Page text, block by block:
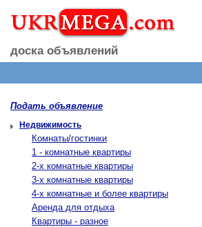
доска объявлений
Подать объявление
Недвижимость
Комнаты/гостинки
1 - комнатные квартиры
2-х комнатные квартиры
3-х комнатные квартиры
4-х комнатные и более квартиры
Аренда для отдыха
Квартиры - разное